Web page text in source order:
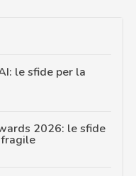
le sfide per la
2026: le sfide